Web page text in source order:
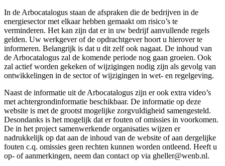
In de Arbocatalogus staan de afspraken die de bedrijven in de
energiesector met elkaar hebben gemaakt om risico’s te
verminderen. Het kan zijn dat er in uw bedrijf aanvullende regels
gelden. Uw werkgever of de opdrachtgever hoort u hierover te
informeren. Belangrijk is dat u dit zelf ook nagaat. De inhoud van
de Arbocatalogus zal de komende periode nog gaan groeien. Ook
zal actief worden gekeken of wijzigingen nodig zijn als gevolg van
ontwikkelingen in de sector of wijzigingen in wet- en regelgeving.
Naast de informatie uit de Arbocatalogus zijn er ook extra video’s
met achtergrondinformatie beschikbaar. De informatie op deze
website is met de grootst mogelijke zorgvuldigheid samengesteld.
Desondanks is het mogelijk dat er fouten of omissies in voorkomen.
De in het project samenwerkende organisaties wijzen er
nadrukkelijk op dat aan de inhoud van de website of aan dergelijke
fouten c.q. omissies geen rechten kunnen worden ontleend. Heeft u
op- of aanmerkingen, neem dan contact op via gheller@wenb.nl.